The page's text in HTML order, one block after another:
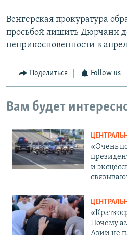
Венгерская прокуратура
просьбой лишить Дюрчани
неприкосновенности в
Поделиться Follow us
Вам будет
«Очень
и
Почему
Азии не